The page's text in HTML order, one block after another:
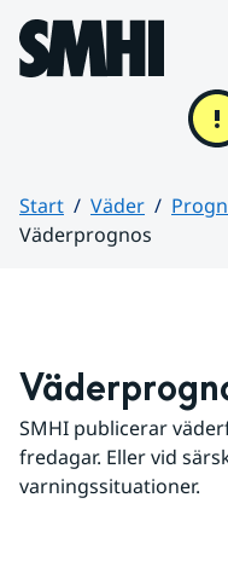
Hoppa till sidans innehåll
Start Väder
Väderprognos
SMHI publicerar
fredagar. Eller vid
varningssituationer.